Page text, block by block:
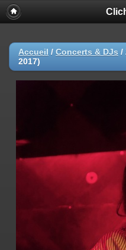
Accueil / Concerts & DJs /
2017)